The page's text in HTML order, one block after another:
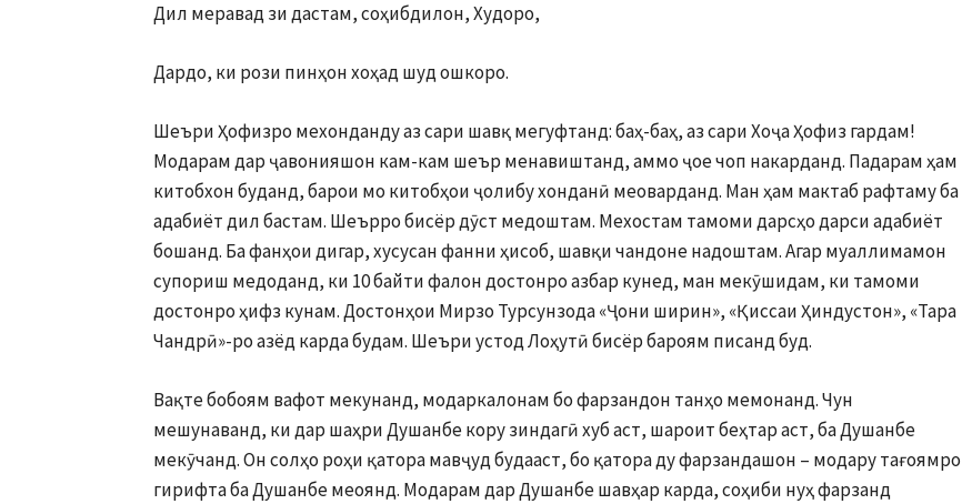
Дил меравад зи дастам, соҳибдилон, Худоро,
Дардо, ки рози пинҳон хоҳад шуд ошкоро.
Шеъри Ҳофизро мехонданду аз сари шавқ мегуфтанд: баҳ-баҳ, аз сари Хоҷа Ҳофиз гардам!
Модарам дар ҷавонияшон кам-кам шеър менавиштанд, аммо ҷое чоп накарданд. Падарам ҳам
китобхон буданд, барои мо китобҳои ҷолибу хонданӣ меоварданд. Ман ҳам мактаб рафтаму ба
адабиёт дил бастам. Шеърро бисёр дӯст медоштам. Мехостам тамоми дарсҳо дарси адабиёт
бошанд. Ба фанҳои дигар, хусусан фанни ҳисоб, шавқи чандоне надоштам. Агар муаллимамон
супориш медоданд, ки 10 байти фалон достонро азбар кунед, ман мекӯшидам, ки тамоми
достонро ҳифз кунам. Достонҳои Мирзо Турсунзода «Ҷони ширин», «Қиссаи Ҳиндустон», «Тара
Чандрӣ»-ро азёд карда будам. Шеъри устод Лоҳутӣ бисёр бароям писанд буд.
Вақте бобоям вафот мекунанд, модаркалонам бо фарзандон танҳо мемонанд. Чун
мешунаванд, ки дар шаҳри Душанбе кору зиндагӣ хуб аст, шароит беҳтар аст, ба Душанбе
мекӯчанд. Он солҳо роҳи қатора мавҷуд будааст, бо қатора ду фарзандашон – модару тағоямро
гирифта ба Душанбе меоянд. Модарам дар Душанбе шавҳар карда, соҳиби нуҳ фарзанд